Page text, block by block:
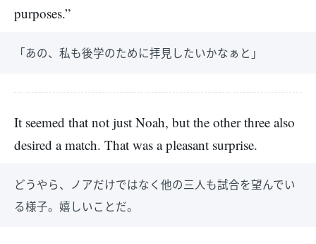
purposes.”
「あの、私も後学のために拝見したいかなぁと」
It seemed that not just Noah, but the other three also
desired a match. That was a pleasant surprise.
どうやら、ノアだけではなく他の三人も試合を望んでい
る様子。嬉しいことだ。